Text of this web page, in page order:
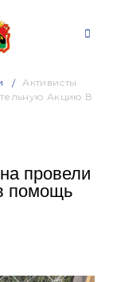
Активисты
Акцию В
провели
помощь